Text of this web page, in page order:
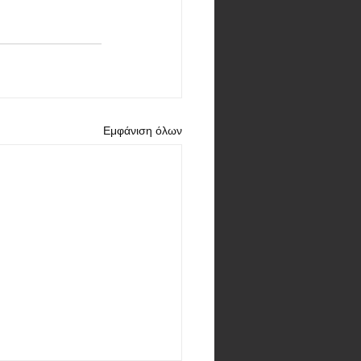
Εμφάνιση όλων